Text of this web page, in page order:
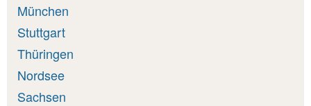
München
Stuttgart
Thüringen
Nordsee
Sachsen